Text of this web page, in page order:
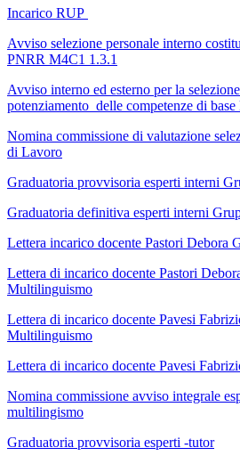
Incarico RUP
Avviso selezione personale interno
PNRR M4C1 1.3.1
Avviso interno ed esterno per la
potenziamento delle competenze di
Nomina commissione di valutazione
di Lavoro
Graduatoria provvisoria esperti interni
Graduatoria definitiva esperti interni
Lettera incarico docente Pastori Debora
Lettera di incarico docente Pastori
Multilinguismo
Lettera di incarico docente Pavesi
Multilinguismo
Lettera di incarico docente Pavesi
Nomina commissione avviso integrale
multilingismo
Graduatoria provvisoria esperti -tutor